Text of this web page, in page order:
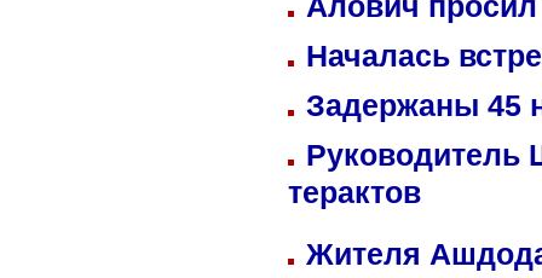
Алович просил
Началась
Задержаны 45
Руководитель
терактов
Жителя